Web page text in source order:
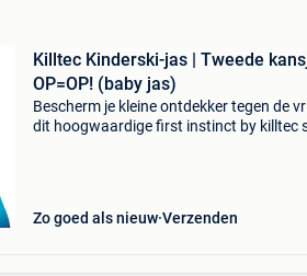
Killtec Kinderski-jas | Tweede
OP=OP! (baby jas)
Bescherm je kleine ontdekker tegen de
dit hoogwaardige first instinct by killtec
Zo goed als nieuw Verzenden